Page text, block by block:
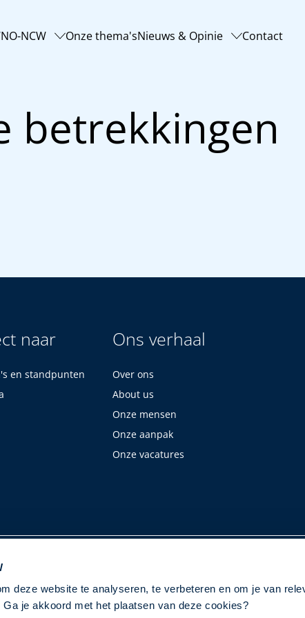
deze website te analyseren, te verbeteren en om je van
je akkoord met het plaatsen van deze cookies?
NCW Onze thema'sNieuws & Opinie Contact
betrekkingen
naar
en standpunten
Ons verhaal
Over ons
About us
Onze mensen
Onze aanpak
Onze vacatures